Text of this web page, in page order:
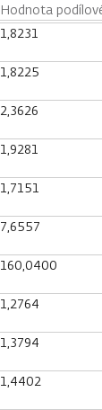
Hodnota
1,8231
1,8225
2,3626
1,9281
1,7151
7,6557
160,0400
1,2764
1,3794
1,4402